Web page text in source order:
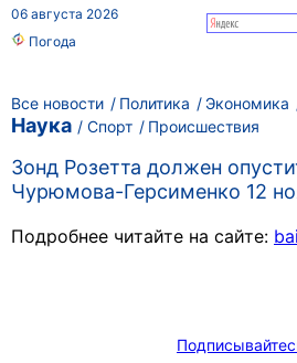
06 августа 2026
Погода
Все новости Политика Экономика
Наука Спорт Происшествия
Зонд Розетта должен
Чурюмова-Герсименко 12
Подробнее читайте на сайте: